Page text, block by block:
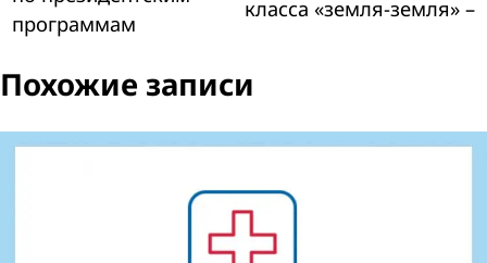
программам
класса «земля-земля» –
Похожие записи